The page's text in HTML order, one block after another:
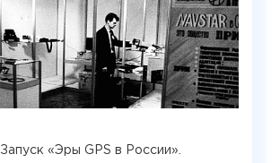
Запуск «Эры GPS в России».